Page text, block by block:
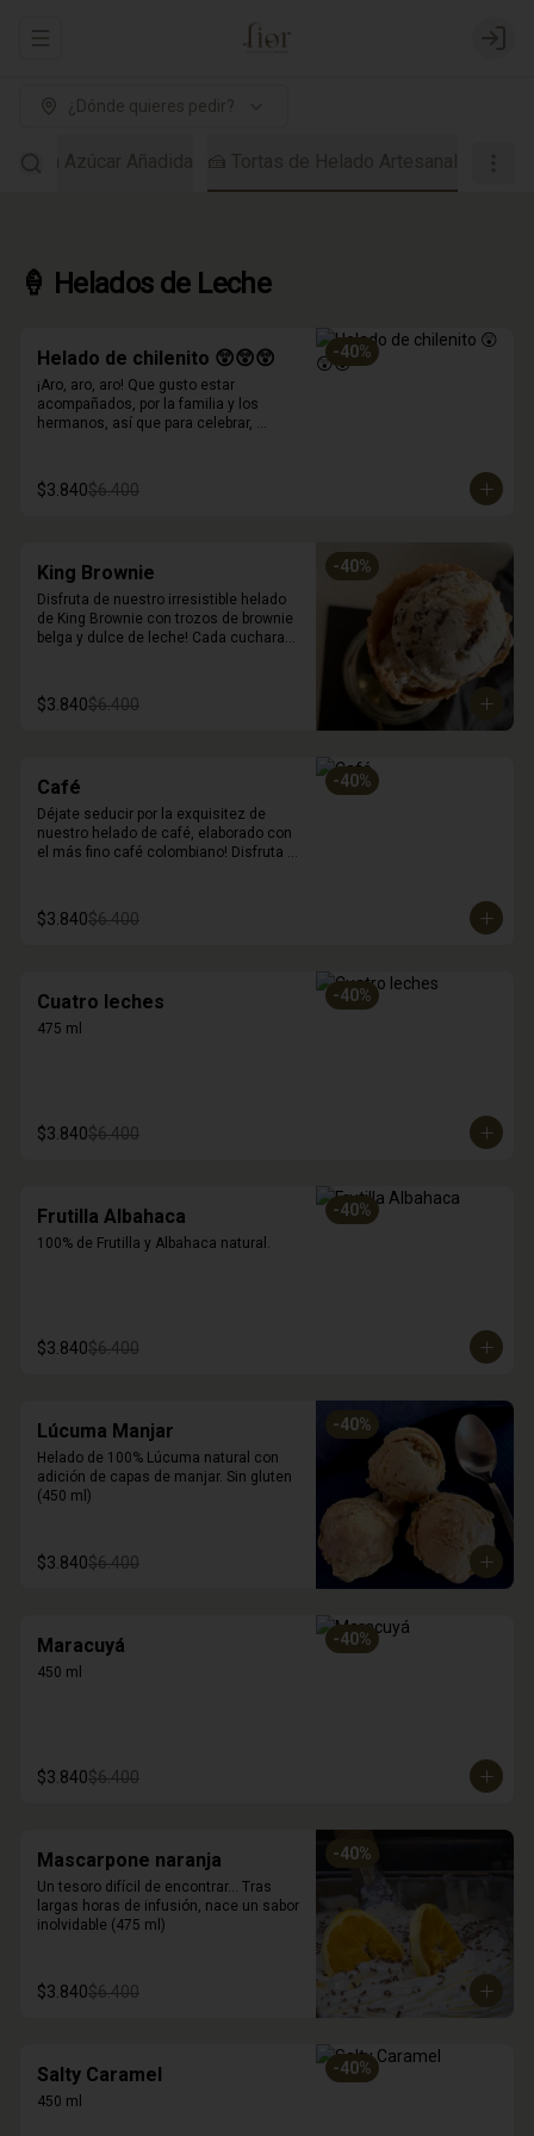
Abrir menu de navegación
¿Dónde quieres pedir?
🍦 Helados de Leche
-40%
Helado de chilenito 😲😲😲
¡Aro, aro, aro! Que gusto estar
acompañados, por la familia y los
hermanos, así que para celebrar,
$3.840$6.400
-40%
King Brownie
Disfruta de nuestro irresistible helado
de King Brownie con trozos de brownie
belga y dulce de leche! Cada cucharada
cremosidad del Fior di Latte se combina
perfectamente con los trozos de
deliciosa combinación de sabores. (450
ml)
$3.840$6.400
-40%
Café
Déjate seducir por la exquisitez de
nuestro helado de café, elaborado con
el más fino café colombiano! Disfruta
de postre y café en un solo lugar. 450
ml
$3.840$6.400
-40%
Cuatro leches
475 ml
$3.840$6.400
-40%
Frutilla Albahaca
100% de Frutilla y Albahaca natural.
$3.840$6.400
-40%
Lúcuma Manjar
Helado de 100% Lúcuma natural con
adición de capas de manjar. Sin gluten
(450 ml)
$3.840$6.400
-40%
Maracuyá
450 ml
$3.840$6.400
-40%
Mascarpone naranja
Un tesoro difícil de encontrar... Tras
largas horas de infusión, nace un sabor
inolvidable (475 ml)
$3.840$6.400
-40%
Salty Caramel
450 ml